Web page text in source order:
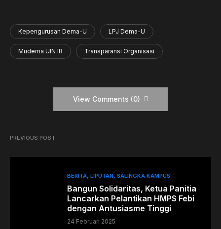
Kepengurusan Dema-U LPJ Dema-U
Mudema UIN IB Transparansi Organisasi
View Comments (0)
PREVIOUS POST
BERITA LIPUTAN SALINGKA KAMPUS
Bangun Solidaritas, Ketua Panitia
Lancarkan Pelantikan HMPS Febi
dengan Antusiasme Tinggi
24 Februari 2025